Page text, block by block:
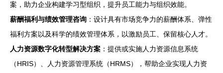
案，助力企业构建学习型组织，提升员工能力与组织效能。
薪酬福利与绩效管理咨询 ：设计具有市场竞争力的薪酬体系、弹性
福利方案以及科学的绩效管理体系，以激励员工、保留核心人才。
人力资源数字化转型解决方案 ：提供或实施人力资源信息系统
（HRIS）、人力资源管理系统（HRMS），帮助企业实现人力资